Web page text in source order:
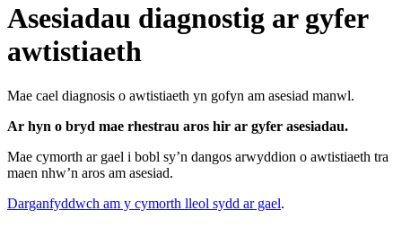
Asesiadau diagnostig ar gyfer
awtistiaeth
Mae cael diagnosis o awtistiaeth yn gofyn am asesiad manwl.
Ar hyn o bryd mae rhestrau aros hir ar gyfer asesiadau.
Mae cymorth ar gael i bobl sy’n dangos arwyddion o awtistiaeth tra
maen nhw’n aros am asesiad.
Darganfyddwch am y cymorth lleol sydd ar gael.